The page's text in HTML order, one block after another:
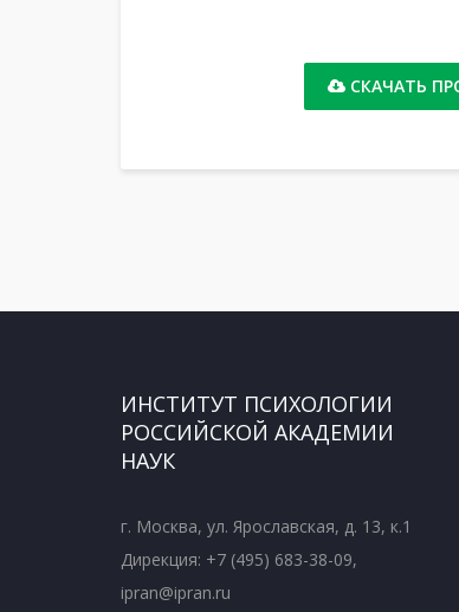
СКАЧАТЬ
ИНСТИТУТ ПСИХОЛОГИИ
РОССИЙСКОЙ АКАДЕМИИ
НАУК
г. Москва, ул. Ярославская, д. 13, к.1
Дирекция: +7 (495) 683-38-09,
ipran@ipran.ru